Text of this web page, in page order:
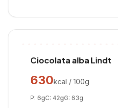
Ciocolata alba Lindt
630kcal / 100g
P: 6gC: 42gG: 63g